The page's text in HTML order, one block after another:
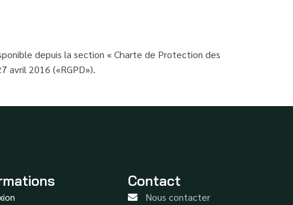
depuis la section « Charte de Protection des
avril 2016 («RGPD»).
Contact
Nous contacter